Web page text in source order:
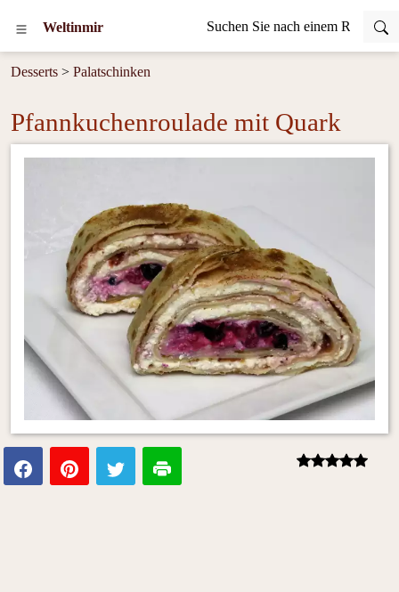
Weltinmir
Desserts > Palatschinken
Pfannkuchenroulade mit Quark